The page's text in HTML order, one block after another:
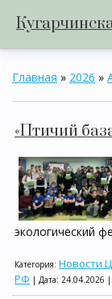
Главная » 2026 »
«Птичий
экологический
Категория: Новости
РФ | Дата: 24.04.2026 |